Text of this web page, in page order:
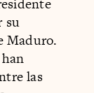
su
Maduro.
las